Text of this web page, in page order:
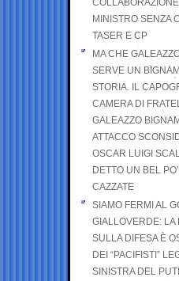
MINISTRO SENZA
TASER E CP
MA CHE
SERVE UN
STORIA. IL
CAMERA DI
GALEAZZO
ATTACCO
OSCAR LUIGI
DETTO UN BEL PO’
CAZZATE
SIAMO FERMI AL
GIALLOVERDE: LA
SULLA DIFESA È
DEI “PACIFISTI”
SINISTRA DEL